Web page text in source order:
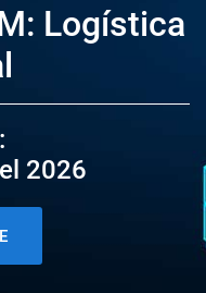
Logística
2026